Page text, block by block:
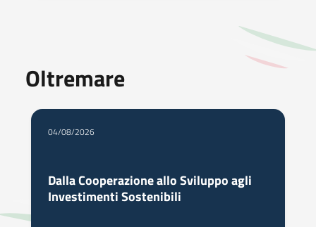
Oltremare
04/08/2026
Dalla Cooperazione allo Sviluppo agli
Investimenti Sostenibili